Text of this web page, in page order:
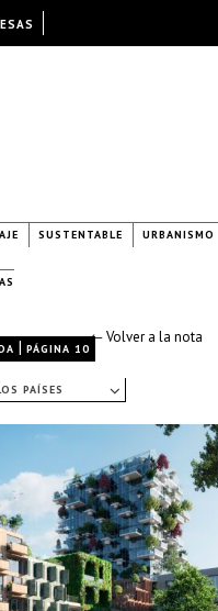
SUSTENTABLE URBANISMO
← Volver a la nota
| PÁGINA 10
PAÍSES